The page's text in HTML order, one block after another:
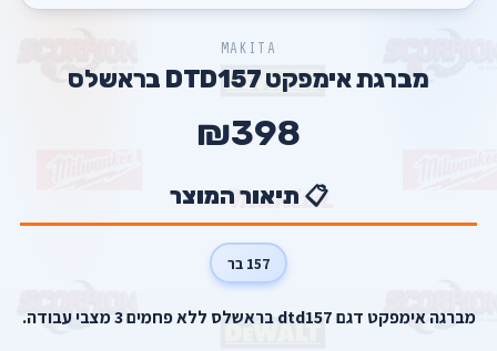
MAKITA
מברגת אימפקט DTD157 בראשלס
₪398
📋 תיאור המוצר
157 בר
מברגה אימפקט דגם dtd157 בראשלס ללא פחמים 3 מצבי עבודה.